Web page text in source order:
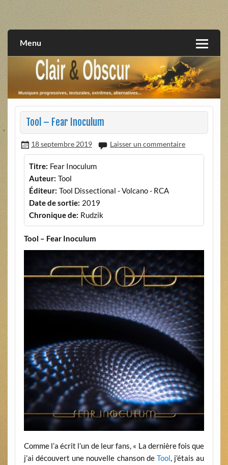
extrêmes, alternatives, texturales
Menu
Tool – Fear Inoculum
18 septembre 2019 Laisser un commentaire
Titre: Fear Inoculum
Auteur: Tool
Éditeur: Tool Dissectional - Volcano - RCA
Date de sortie: 2019
Chronique de: Rudzik
Tool – Fear Inoculum
Comme l’a écrit l’un de leur fans, « La dernière fois que
j’ai découvert une nouvelle chanson de Tool, j’étais au